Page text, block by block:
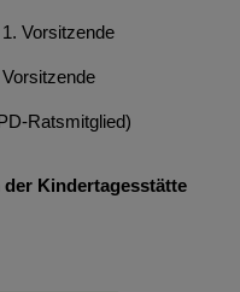
Vorsitzende
Ratsmitglied)
der Kindertagesstätte